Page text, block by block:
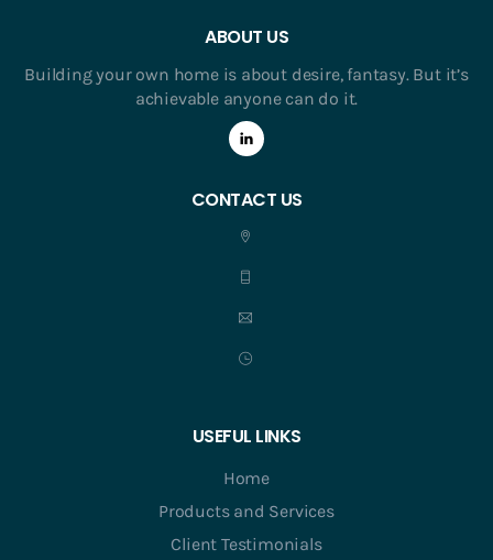
ABOUT US
Building your own home is about desire, fantasy. But it’s
achievable anyone can do it.
CONTACT US
USEFUL LINKS
Home
Products and Services
Client Testimonials